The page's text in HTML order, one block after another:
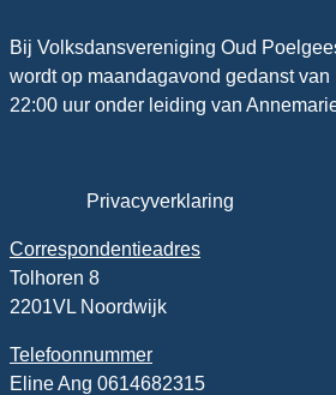
Bij Volksdansvereniging Oud
wordt op maandagavond gedanst van
22:00 uur onder leiding van
Privacyverklaring
Correspondentieadres
Tolhoren 8
2201VL Noordwijk
Telefoonnummer
Eline Ang 0614682315